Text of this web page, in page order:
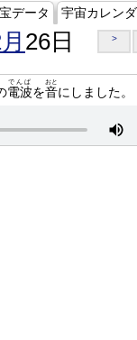
データ 宇宙カレン
26日 >
電波
でんぱ
を音
おと
にしました。